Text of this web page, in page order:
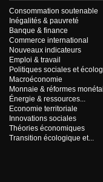
Consommation soutenable
Inégalités & pauvreté
Banque & finance
Commerce international
Nouveaux indicateurs
Emploi & travail
Politiques sociales et
Macroéconomie
Monnaie & réformes
Énergie & ressources...
Economie territoriale
Innovations sociales
Théories économiques
Transition écologique et...